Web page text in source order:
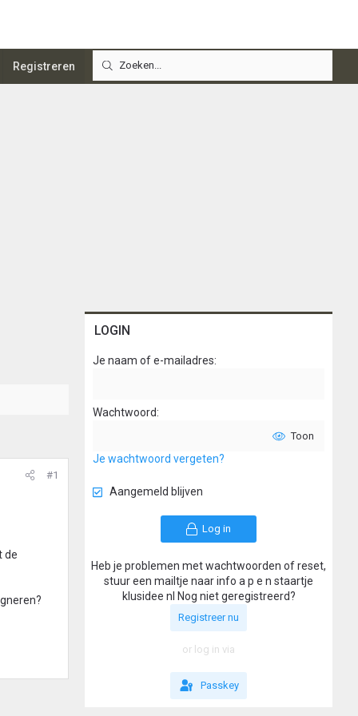
Registreren
#1
de
LOGIN
Je naam of e-mailadres
Wachtwoord
Toon
Je wachtwoord vergeten?
Aangemeld blijven
Log in
Heb je problemen met wachtwoorden of reset,
stuur een mailtje naar info a p e n staartje
klusidee nl Nog niet geregistreerd?
Registreer nu
or log in via
Passkey